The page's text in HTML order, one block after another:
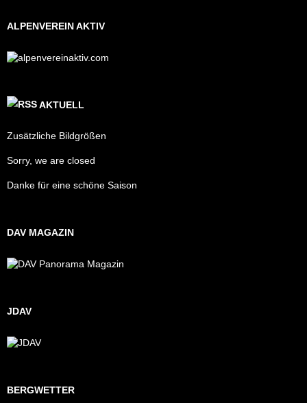
ALPENVEREIN AKTIV
AKTUELL
Zusätzliche Bildgrößen
Sorry, we are closed
Danke für eine schöne Saison
DAV MAGAZIN
JDAV
BERGWETTER